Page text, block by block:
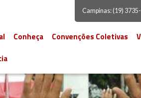
Campinas: (19)
Conheça Convenções Coletivas